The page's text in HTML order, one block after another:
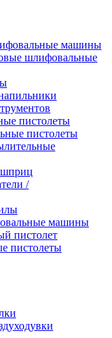
машины
шлифовальные
пистолеты
пистолеты
шприц
/
машины
пистолет
пистолеты